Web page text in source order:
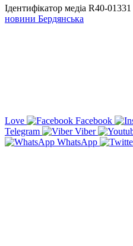
Ідентифікатор медіа R40-01331
новини Бердянська
Love
Facebook
Telegram
Viber
WhatsApp